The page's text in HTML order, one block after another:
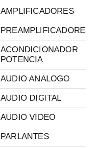
AMPLIFICADORES
PREAMPLIFICADORES
ACONDICIONADOR
POTENCIA
AUDIO ANALOGO
AUDIO DIGITAL
AUDIO VIDEO
PARLANTES